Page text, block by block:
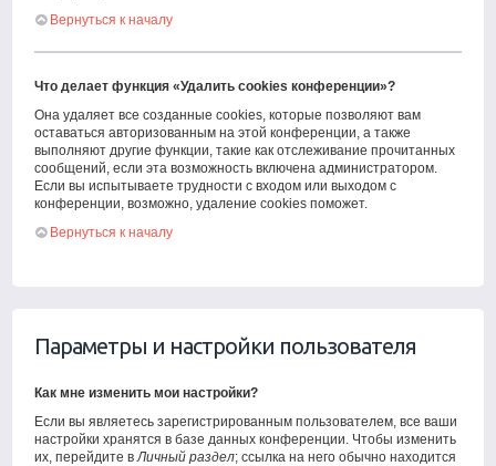
Вернуться к началу
Что делает функция «Удалить cookies конференции»?
Она удаляет все созданные cookies, которые позволяют вам
оставаться авторизованным на этой конференции, а также
выполняют другие функции, такие как отслеживание прочитанных
сообщений, если эта возможность включена администратором.
Если вы испытываете трудности с входом или выходом с
конференции, возможно, удаление cookies поможет.
Вернуться к началу
Параметры и настройки пользователя
Как мне изменить мои настройки?
Если вы являетесь зарегистрированным пользователем, все ваши
настройки хранятся в базе данных конференции. Чтобы изменить
их, перейдите вЛичный раздел; ссылка на него обычно находится